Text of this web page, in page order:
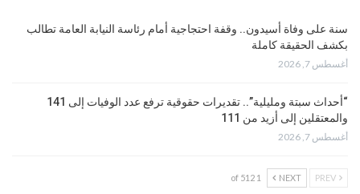
سنة على وفاة أسيدون.. وقفة احتجاجية أمام رئاسة النيابة العامة تطالب
بكشف الحقيقة كاملة
أغسطس 7, 2026
“أحداث سبتة ومليلية”.. تقديرات حقوقية ترفع عدد الوفيات إلى 141
والمعتقلين إلى أزيد من 111
أغسطس 7, 2026
NEXT
1 of 512